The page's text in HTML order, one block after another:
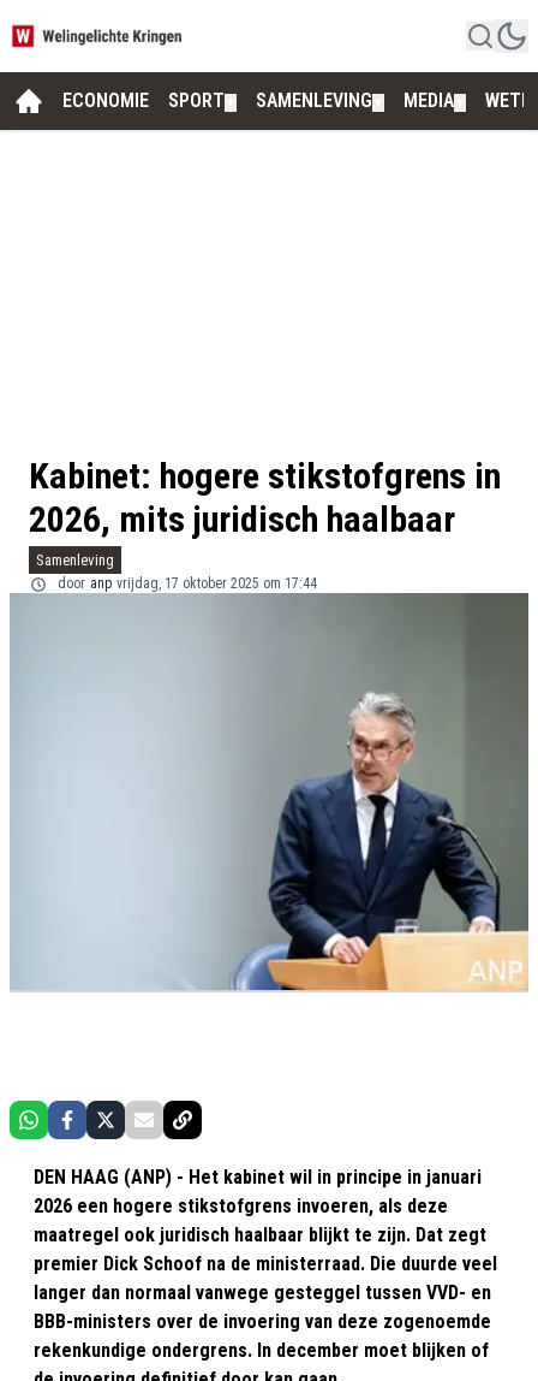
ECONOMIE SPORT SAMENLEVING MEDIA
Kabinet: hogere stikstofgrens in
2026, mits juridisch haalbaar
Samenleving
door anp vrijdag, 17 oktober 2025 om 17:44
DEN HAAG (ANP) - Het kabinet wil in principe in januari
2026 een hogere stikstofgrens invoeren, als deze
maatregel ook juridisch haalbaar blijkt te zijn. Dat zegt
premier Dick Schoof na de ministerraad. Die duurde veel
langer dan normaal vanwege gesteggel tussen VVD- en
BBB-ministers over de invoering van deze zogenoemde
rekenkundige ondergrens. In december moet blijken of